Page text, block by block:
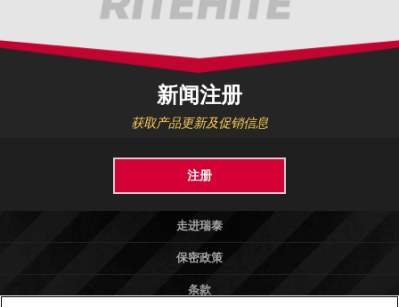
新闻注册
获取产品更新及促销信息
注册
走进瑞泰
保密政策
条款